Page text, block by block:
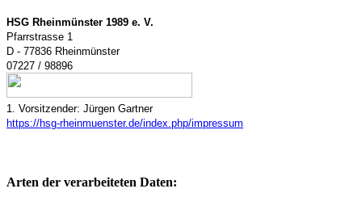
HSG Rheinmünster 1989 e. V.
Pfarrstrasse 1
D - 77836 Rheinmünster
07227 / 98896
1. Vorsitzender: Jürgen Gartner
https://hsg-rheinmuenster.de/index.php/impressum
Arten der verarbeiteten Daten: